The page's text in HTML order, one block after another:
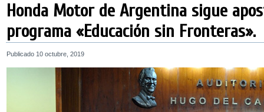
Honda Motor de Argentina sigue
programa «Educación sin Fronteras».
Publicado 10 octubre, 2019